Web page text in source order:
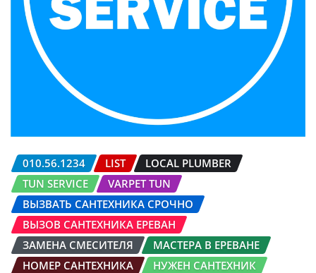
010.56.1234 LIST
LOCAL PLUMBER
TUN SERVICE
VARPET TUN
ВЫЗВАТЬ САНТЕХНИКА СРОЧНО
ВЫЗОВ САНТЕХНИКА ЕРЕВАН
ЗАМЕНА СМЕСИТЕЛЯ
МАСТЕРА В ЕРЕВАНЕ
НОМЕР САНТЕХНИКА
НУЖЕН САНТЕХНИК